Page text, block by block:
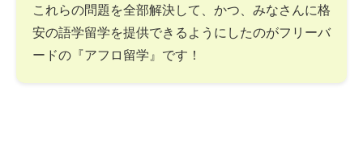
これらの問題を全部解決して、かつ、みなさんに格
安の語学留学を提供できるようにしたのがフリーバ
ードの『アフロ留学』です！